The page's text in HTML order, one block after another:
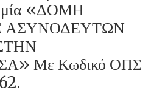
«ΔΟΜΗ
ΑΣΥΝΟΔΕΥΤΩΝ
Με Κωδικό ΟΠΣ